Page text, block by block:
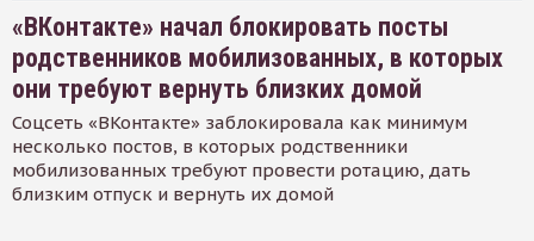
«ВКонтакте» начал блокировать посты
родственников мобилизованных, в которых
они требуют вернуть близких домой
Соцсеть «ВКонтакте» заблокировала как минимум
несколько постов, в которых родственники
мобилизованных требуют провести ротацию, дать
близким отпуск и вернуть их домой